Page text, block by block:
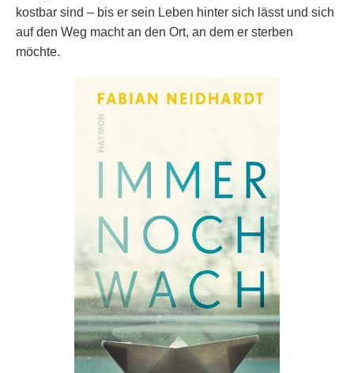
kostbar sind – bis er sein Leben hinter sich lässt und sich
auf den Weg macht an den Ort, an dem er sterben
möchte.